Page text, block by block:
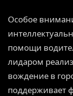
Особое
помощи
лидаром
вождение в
поддерживает